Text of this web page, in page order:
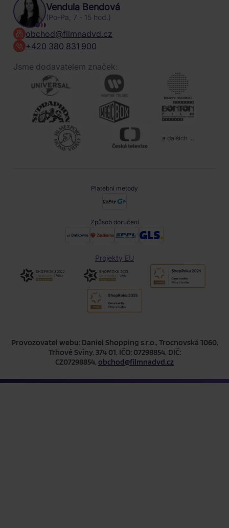
Vendula Bendová
(Po-Pa, 7 - 15 hod.)
obchod@filmnadvd.cz
+420 380 831 900
Jsme dodavatelem značek:
a dalších ...
Platební metody
Způsob doručení
Projekty EU
Provozovatel webu: Daniel Shopping s.r.o., Trocnovská 1060,
Trhové Sviny, 374 01, IČO: 07298854, DIČ:
CZ07298854, obchod@filmnadvd.cz